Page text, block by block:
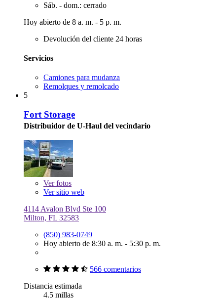
Sáb. - dom.: cerrado
Hoy abierto de 8 a. m. - 5 p. m.
Devolución del cliente 24 horas
Servicios
Camiones para mudanza
Remolques y remolcado
5
Fort Storage
Distribuidor de U-Haul del vecindario
Verfotos
Ver sitio web
4114 Avalon Blvd Ste 100
Milton, FL 32583
(850) 983-0749
Hoy abierto de 8:30 a. m. - 5:30 p. m.
566 comentarios
Distancia estimada
4.5 millas